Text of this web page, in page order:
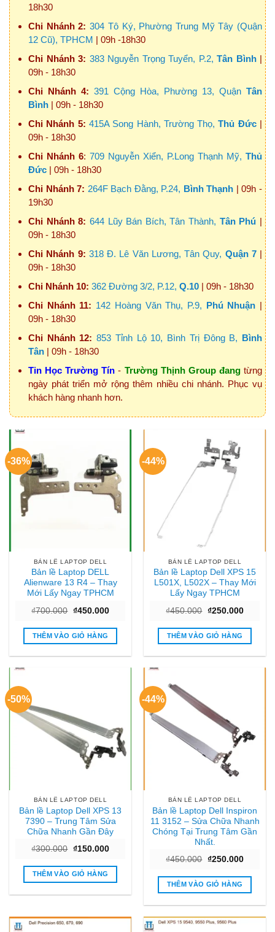
18h30
Chi Nhánh 2: 304 Tô Ký, Phường Trung Mỹ Tây (Quận
12 Cũ), TPHCM | 09h -18h30
Chi Nhánh 3: 383 Nguyễn Trọng Tuyển, P.2, Tân Bình|
09h - 18h30
Chi Nhánh 4: 391 Cộng Hòa, Phường 13, Quận Tân
Bình | 09h - 18h30
Chi Nhánh 5: 415A Song Hành, Trường Thọ,Thủ Đức|
09h - 18h30
Chi Nhánh 6: 709 Nguyễn Xiển, P.Long Thạnh Mỹ, Thủ
Đức | 09h - 18h30
Chi Nhánh 7: 264F Bạch Đằng, P.24, Bình Thạnh | 09h -
19h30
Chi Nhánh 8: 644 Lũy Bán Bích, Tân Thành, Tân Phú |
09h - 18h30
Chi Nhánh 9: 318 Đ. Lê Văn Lương, Tân Quy, Quận 7|
09h - 18h30
Chi Nhánh 10: 362 Đường 3/2, P.12, Q.10 | 09h - 18h30
Chi Nhánh 11: 142 Hoàng Văn Thụ, P.9, Phú Nhuận |
09h - 18h30
Chi Nhánh 12: 853 Tỉnh Lộ 10, Bình Trị Đông B, Bình
Tân | 09h - 18h30
Tin Học Trường Tín - Trường Thịnh Group đangtừng
ngày phát triển mở rộng thêm nhiều chi nhánh. Phục vụ
khách hàng nhanh hơn.
-36%
BẢN LỀ LAPTOP DELL
Bản lề Laptop DELL
Alienware 13 R4 – Thay
Mới Lấy Ngay TPHCM
₫700.000 Giá
là:
₫700.000.
₫450.000Giá
tại
₫450.000.
THÊM VÀO GIỎ HÀNG
-44%
BẢN LỀ LAPTOP DELL
Bản lề Laptop Dell XPS 15
L501X, L502X – Thay Mới
Lấy Ngay TPHCM
₫450.000 Giá
là:
₫450.000.
₫250.000Giá
tại
THÊM VÀO GIỎ HÀNG
-50%
BẢN LỀ LAPTOP DELL
Bản lề Laptop Dell XPS 13
7390 – Trung Tâm Sửa
Chữa Nhanh Gần Đây
₫300.000 Giá
là:
₫300.000.
₫150.000Giá
tại
₫150.000.
THÊM VÀO GIỎ HÀNG
-44%
BẢN LỀ LAPTOP DELL
Bản lề Laptop Dell Inspiron
11 3152 – Sửa Chữa Nhanh
Chóng Tại Trung Tâm Gần
Nhất.
₫450.000 Giá
là:
₫450.000.
₫250.000Giá
tại
THÊM VÀO GIỎ HÀNG